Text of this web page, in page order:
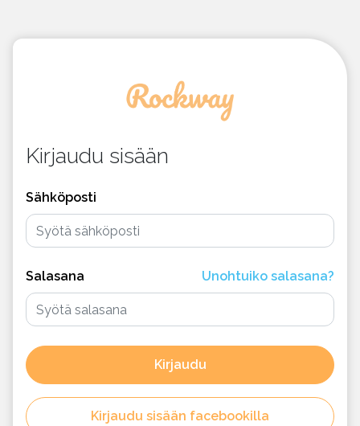
Kirjaudu sisään
Sähköposti
Salasana Unohtuiko salasana?
Kirjaudu
Kirjaudu sisään facebookilla